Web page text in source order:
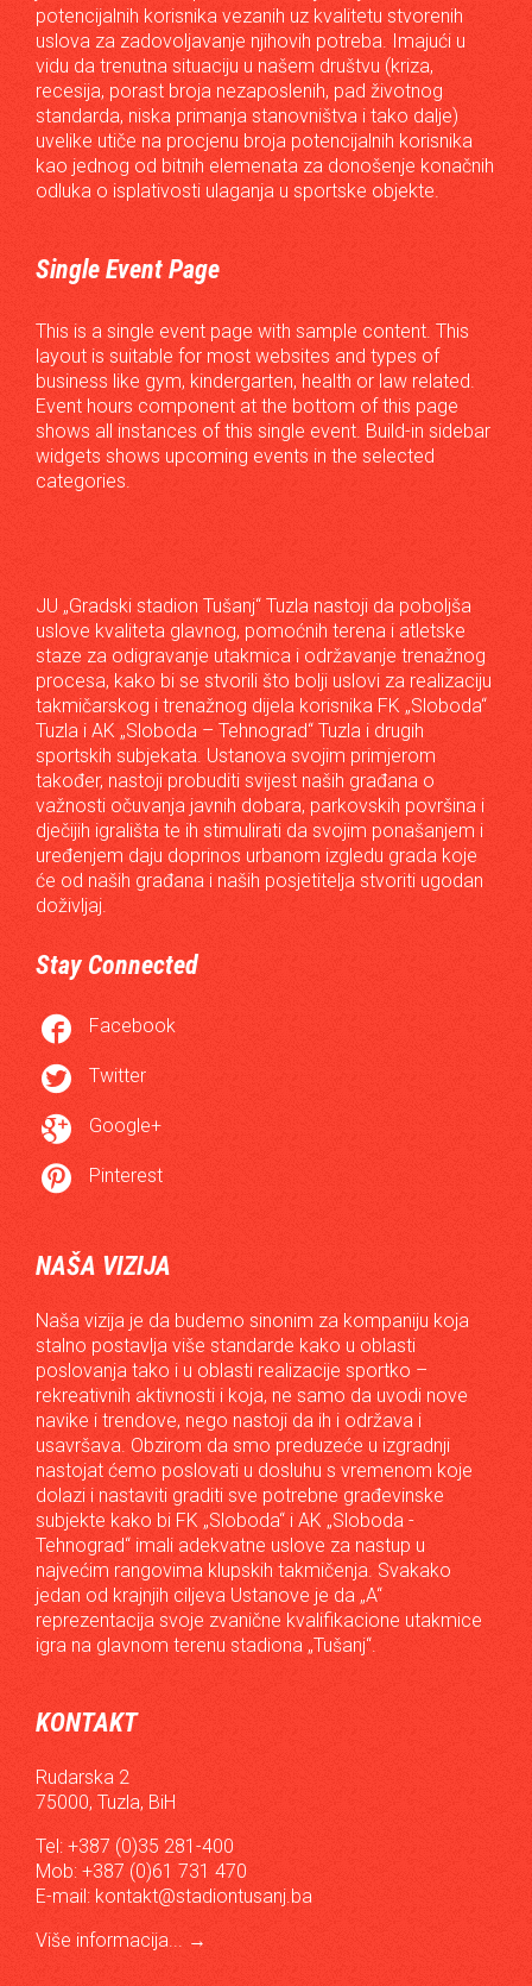
potencijalnih korisnika vezanih uz kvalitetu stvorenih
uslova za zadovoljavanje njihovih potreba. Imajući u
vidu da trenutna situaciju u našem društvu (kriza,
recesija, porast broja nezaposlenih, pad životnog
standarda, niska primanja stanovništva i tako dalje)
uvelike utiče na procjenu broja potencijalnih korisnika
kao jednog od bitnih elemenata za donošenje konačnih
odluka o isplativosti ulaganja u sportske objekte.
Single Event Page
This is a single event page with sample content. This
layout is suitable for most websites and types of
business like gym, kindergarten, health or law related.
Event hours component at the bottom of this page
shows all instances of this single event. Build-in sidebar
widgets shows upcoming events in the selected
categories.
JU „Gradski stadion Tušanj“ Tuzla nastoji da poboljša
uslove kvaliteta glavnog, pomoćnih terena i atletske
staze za odigravanje utakmica i održavanje trenažnog
procesa, kako bi se stvorili što bolji uslovi za realizaciju
takmičarskog i trenažnog dijela korisnika FK „Sloboda“
Tuzla i AK „Sloboda – Tehnograd“ Tuzla i drugih
sportskih subjekata. Ustanova svojim primjerom
također, nastoji probuditi svijest naših građana o
važnosti očuvanja javnih dobara, parkovskih površina i
dječijih igrališta te ih stimulirati da svojim ponašanjem i
uređenjem daju doprinos urbanom izgledu grada koje
će od naših građana i naših posjetitelja stvoriti ugodan
doživljaj.
Stay Connected
 Facebook
 Twitter
 Google+
 Pinterest
NAŠA VIZIJA
Naša vizija je da budemo sinonim za kompaniju koja
stalno postavlja više standarde kako u oblasti
poslovanja tako i u oblasti realizacije sportko –
rekreativnih aktivnosti i koja, ne samo da uvodi nove
navike i trendove, nego nastoji da ih i održava i
usavršava. Obzirom da smo preduzeće u izgradnji
nastojat ćemo poslovati u dosluhu s vremenom koje
dolazi i nastaviti graditi sve potrebne građevinske
subjekte kako bi FK „Sloboda“ i AK „Sloboda -
Tehnograd“ imali adekvatne uslove za nastup u
najvećim rangovima klupskih takmičenja. Svakako
jedan od krajnjih ciljeva Ustanove je da „A“
reprezentacija svoje zvanične kvalifikacione utakmice
igra na glavnom terenu stadiona „Tušanj“.
KONTAKT
Rudarska 2
75000, Tuzla, BiH
Tel: +387 (0)35 281-400
Mob: +387 (0)61 731 470
E-mail: kontakt@stadiontusanj.ba
Više informacija...
→